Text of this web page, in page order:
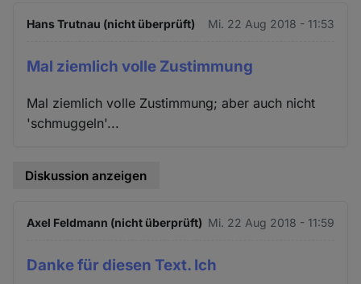
Hans Trutnau (nicht überprüft) Mi. 22 Aug 2018 - 11:53
Mal ziemlich volle Zustimmung
Mal ziemlich volle Zustimmung; aber auch nicht
'schmuggeln'...
Diskussion anzeigen
Axel Feldmann (nicht überprüft) Mi. 22 Aug 2018 - 11:59
Danke für diesen Text. Ich